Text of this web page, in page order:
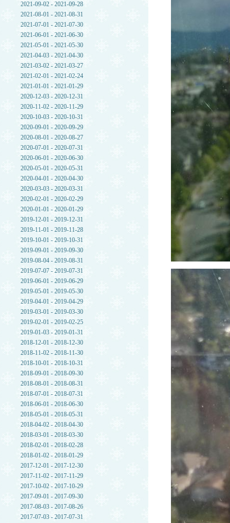
2021-09-02 - 2021-09-28
2021-08-01 - 2021-08-31
2021-07-01 - 2021-07-30
2021-06-01 - 2021-06-30
2021-05-01 - 2021-05-30
2021-04-03 - 2021-04-30
2021-03-02 - 2021-03-27
2021-02-01 - 2021-02-24
2021-01-01 - 2021-01-29
2020-12-03 - 2020-12-31
2020-11-02 - 2020-11-29
2020-10-03 - 2020-10-31
2020-09-01 - 2020-09-29
2020-08-01 - 2020-08-27
2020-07-01 - 2020-07-31
2020-06-01 - 2020-06-30
2020-05-01 - 2020-05-31
2020-04-01 - 2020-04-30
2020-03-03 - 2020-03-31
2020-02-01 - 2020-02-29
2020-01-01 - 2020-01-29
2019-12-01 - 2019-12-31
2019-11-01 - 2019-11-28
2019-10-01 - 2019-10-31
2019-09-01 - 2019-09-30
2019-08-04 - 2019-08-31
2019-07-07 - 2019-07-31
2019-06-01 - 2019-06-29
2019-05-01 - 2019-05-30
2019-04-01 - 2019-04-29
2019-03-01 - 2019-03-30
2019-02-01 - 2019-02-25
2019-01-03 - 2019-01-31
2018-12-01 - 2018-12-30
2018-11-02 - 2018-11-30
2018-10-01 - 2018-10-31
2018-09-01 - 2018-09-30
2018-08-01 - 2018-08-31
2018-07-01 - 2018-07-31
2018-06-01 - 2018-06-30
2018-05-01 - 2018-05-31
2018-04-02 - 2018-04-30
2018-03-01 - 2018-03-30
2018-02-01 - 2018-02-28
2018-01-02 - 2018-01-29
2017-12-01 - 2017-12-30
2017-11-02 - 2017-11-29
2017-10-02 - 2017-10-29
2017-09-01 - 2017-09-30
2017-08-03 - 2017-08-26
2017-07-03 - 2017-07-31